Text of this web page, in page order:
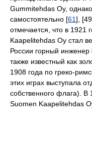
Gummitehdas Oy,
самостоятельно [61],
отмечается, что в 1921
Kaapelitehdas Oy стал
России горный
также известный как
1908 года по греко-
этих играх выступала
собственного флага). В
Suomen Kaapelitehdas